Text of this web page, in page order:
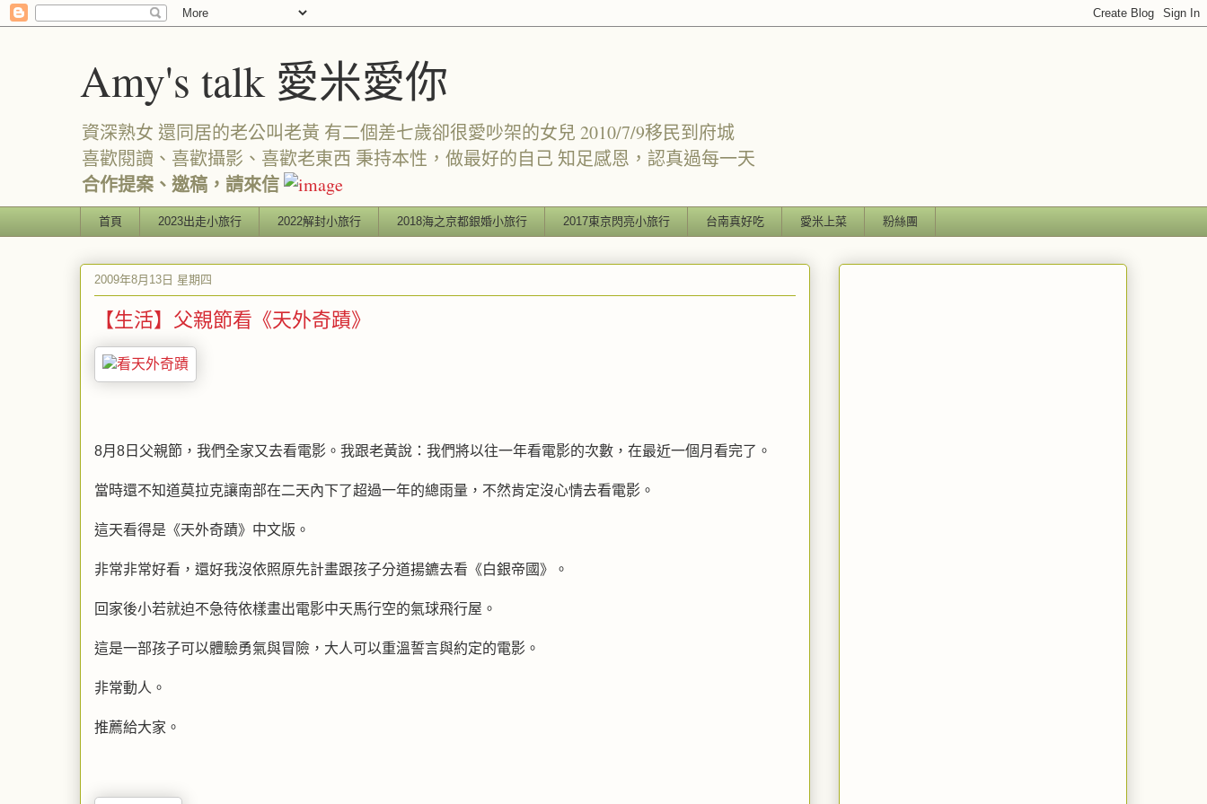
Amy's talk 愛米愛你
資深熟女 還同居的老公叫老黃 有二個差七歲卻很愛吵架的女兒 2010/7/9移民到府城
喜歡閱讀、喜歡攝影、喜歡老東西 秉持本性，做最好的自己 知足感恩，認真過每一天
合作提案、邀稿，請來信
首頁 2023出走小旅行 2022解封小旅行 2018海之京都銀婚小旅行 2017東京閃亮小旅行 台南真好吃 愛米上菜 粉絲團
2009年8月13日 星期四
【生活】父親節看《天外奇蹟》
8月8日父親節，我們全家又去看電影。我跟老黃說：我們將以往一年看電影的次數，在最近一個月看完了。
當時還不知道莫拉克讓南部在二天內下了超過一年的總雨量，不然肯定沒心情去看電影。
這天看得是《天外奇蹟》中文版。
非常非常好看，還好我沒依照原先計畫跟孩子分道揚鑣去看《白銀帝國》。
回家後小若就迫不急待依樣畫出電影中天馬行空的氣球飛行屋。
這是一部孩子可以體驗勇氣與冒險，大人可以重溫誓言與約定的電影。
非常動人。
推薦給大家。